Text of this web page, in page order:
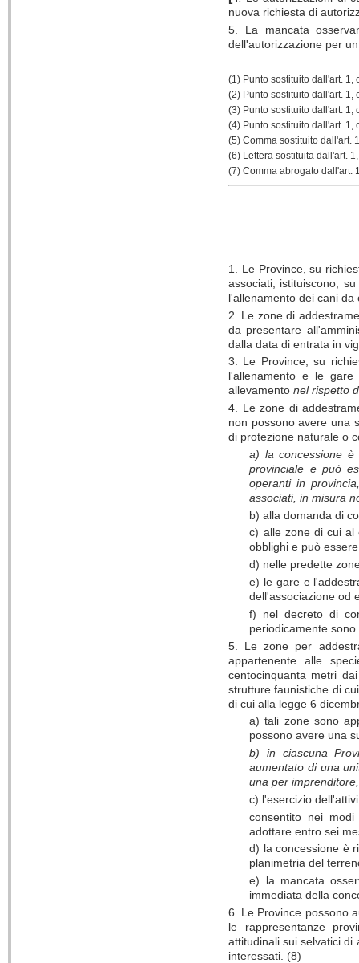
nuova richiesta di
5. La mancata
dell'autorizzazione per
(1) Punto sostituito dall'art. 1,
(2) Punto sostituito dall'art. 1,
(3) Punto sostituito dall'art. 1,
(4) Punto sostituito dall'art. 1,
(5) Comma sostituito dall'art.
(6) Lettera sostituita dall'art.
(7) Comma abrogato dall'art.
1. Le Province, su
associati, istituiscono,
l'allenamento dei cani
2. Le zone di
da presentare
dalla data di entrata in
3. Le Province, su
l'allenamento e le
allevamento nel rispetto
4. Le zone di
non possono avere una
di protezione naturale o
a) la concessione è
provinciale e può
operanti in
associati, in misura
b) alla domanda di
c) alle zone di cui al
obblighi e può
d) nelle predette
e) le gare e
dell'associazione od
f) nel decreto di
periodicamente
5. Le zone per
appartenente alle
centocinquanta metri
strutture faunistiche di
di cui alla legge 6
a) tali zone sono
possono avere una
b) in ciascuna
aumentato di una
una per
c) l'esercizio
consentito nei
adottare entro sei
d) la concessione è
planimetria del
e) la mancata
immediata della
6. Le Province possono
le rappresentanze
attitudinali sui selvatici
interessati. (8)